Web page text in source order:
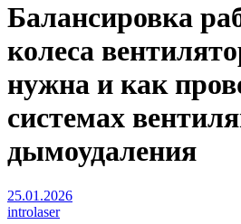
Балансировка
колеса
нужна и как
системах
дымоудаления
25.01.2026
introlaser